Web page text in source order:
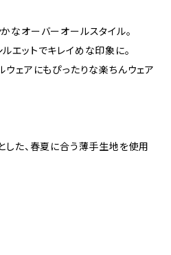
なオーバーオールスタイル。
エットでキレイめな印象に。
ウェアにもぴったりな楽ちんウェア
した、春夏に合う薄手生地を使用